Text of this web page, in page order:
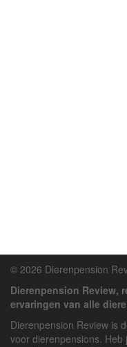
© 2026 Dierenpension
Dierenpension Review,
ervaringen van alle
Dierenpension Review is
voor dierenpensions.